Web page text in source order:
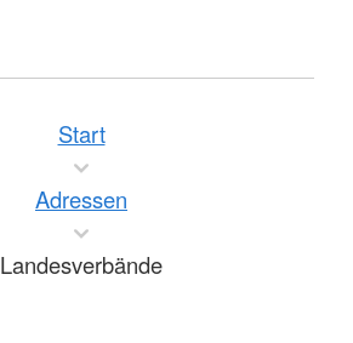
Start
Adressen
Landesverbände